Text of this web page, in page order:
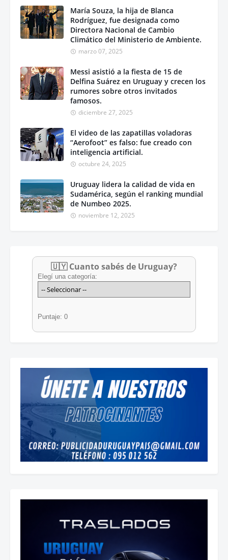
María Souza, la hija de Blanca
Rodríguez, fue designada como
Directora Nacional de Cambio
Climático del Ministerio de Ambiente.
marzo 07, 2025
Messi asistió a la fiesta de 15 de
Delfina Suárez en Uruguay y crecen los
rumores sobre otros invitados
famosos.
diciembre 27, 2025
El video de las zapatillas voladoras
“Aerofoot” es falso: fue creado con
inteligencia artificial.
octubre 24, 2025
Uruguay lidera la calidad de vida en
Sudamérica, según el ranking mundial
de Numbeo 2025.
noviembre 12, 2025
🇺🇾 Cuanto sabés de Uruguay?
Elegí una categoría:
Puntaje: 0